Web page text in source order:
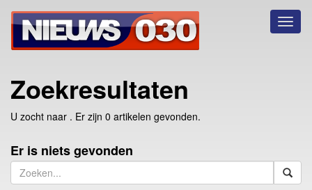
Zoekresultaten
U zocht naar . Er zijn 0 artikelen gevonden.
Er is niets gevonden